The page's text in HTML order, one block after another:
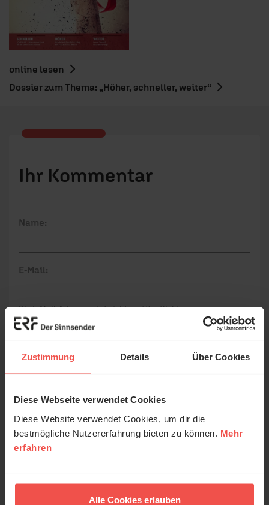
Zustimmung Details Über Cookies
Diese Webseite verwendet Cookies
Diese Website verwendet Cookies, um dir die
bestmögliche Nutzererfahrung bieten zu können. Mehr
erfahren
Alle Cookies erlauben
online lesen
Dossier zum Thema: „Höher, schneller, weiter“
Ihr Kommentar
Name:
E-Mail:
Die E-Mail-Adresse wird nicht veröffentlicht.
Kommentar:
Meinen Kommentar nicht öffentlich teilen.
Ich bin damit einverstanden, dass meine Angaben
anonymisiert erfasst und zum Zweck der
Datenschutzerklärung.